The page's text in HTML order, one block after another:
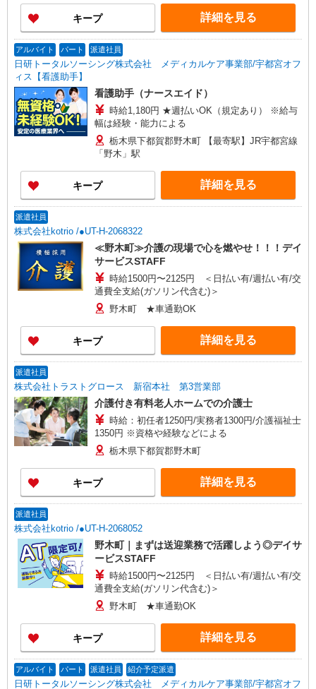
時にご相談ください。 ◆交通費：別途全額支給 ※
当社規定あり
キープ 詳細を見る
アルバイト パート 派遣社員
日研トータルソーシング株式会社 メディカルケア事業部/宇都宮オフ
ィス【看護助手】
看護助手（ナースエイド）
時給1,180円 ★週払いOK（規定あり） ※給与
幅は経験・能力による
栃木県下都賀郡野木町 【最寄駅】JR宇都宮線
「野木」駅
キープ 詳細を見る
派遣社員
株式会社kotrio /●UT-H-2068322
≪野木町≫介護の現場で心を燃やせ！！！デイ
サービスSTAFF
時給1500円〜2125円 ＜日払い有/週払い有/交
通費全支給(ガソリン代含む)＞
野木町 ★車通勤OK
キープ 詳細を見る
派遣社員
株式会社トラストグロース 新宿本社 第3営業部
介護付き有料老人ホームでの介護士
時給：初任者1250円/実務者1300円/介護福祉士
1350円 ※資格や経験などによる
栃木県下都賀郡野木町
キープ 詳細を見る
派遣社員
株式会社kotrio /●UT-H-2068052
野木町｜まずは送迎業務で活躍しよう◎デイサ
ービスSTAFF
時給1500円〜2125円 ＜日払い有/週払い有/交
通費全支給(ガソリン代含む)＞
野木町 ★車通勤OK
キープ 詳細を見る
アルバイト パート 派遣社員 紹介予定派遣
日研トータルソーシング株式会社 メディカルケア事業部/宇都宮オフ